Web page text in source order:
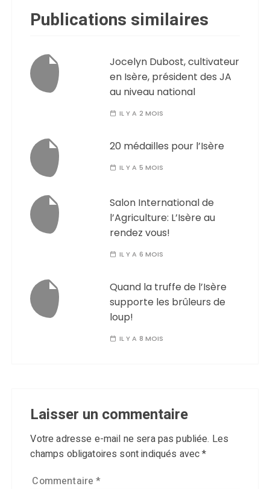
Publications similaires
Jocelyn Dubost, cultivateur
en Isère, président des JA
au niveau national
IL Y A 2 MOIS
20 médailles pour l’Isère
IL Y A 5 MOIS
Salon International de
l’Agriculture: L’Isère au
rendez vous!
IL Y A 6 MOIS
Quand la truffe de l’Isère
supporte les brûleurs de
loup!
IL Y A 8 MOIS
Laisser un commentaire
Votre adresse e-mail ne sera pas publiée. Les
champs obligatoires sont indiqués avec*
Commentaire*